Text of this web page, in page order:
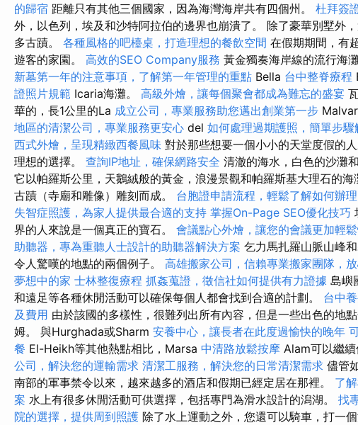
的歸宿 距離只有其他三個國家，因為海灣海岸共有四個州。 杜拜簽
外，以色列，埃及和沙特阿拉伯的邊界也崩潰了。 除了豪華別墅外
多古蹟。 各種風格的吧檯桌，打造理想的餐飲空間 在假期期間，有
遊客的家園。 高效的SEO Company服務 黃金獨奏海岸線的流行海
新墓第一年的注意事項，了解第一年管理的重點 Bella 台中整脊療程
證照片規範 Icaria海灘。 高級外燴，讓每個聚會都成為難忘的盛宴
華的，長1公里的La 成立公司，專業服務助您邁出創業第一步
地區的清潔公司，專業服務更安心 del 如何處理過期護照，簡單步驟
西式外燴，呈現精緻西餐風味 對於那些想要一個小小的天堂度假的
理想的選擇。 查詢IP地址，確保網路安全 清澈的海水，白色的沙灘
它以帕羅斯公里，天鵝絨般的黃金，浪漫景觀和帕羅斯基大理石的
古蹟（寺廟和雕像）雕刻而成。 台胞證申請流程，輕鬆了解如何辦理
失智症照護，為家人提供最合適的支持 掌握On-Page SEO優化技巧
界的人來說是一個真正的寶石。 會議點心外燴，讓您的會議更加輕
助聽器，專為重聽人士設計的助聽器解決方案 乞力馬扎羅山脈山峰
令人驚嘆的地點的兩個例子。 高雄搬家公司，信賴專業搬家團隊，
夢想中的家 士林整復療程 抓姦蒐證，徵信社如何提供有力證據 島嶼
和遠足等各種休閒活動可以確保每個人都會找到合適的計劃。 台中
及費用 由於該國的多樣性，很難列出所有內容，但是一些出色的地
姆。 與Hurghada或Sharm 安養中心，讓長者在此度過愉快的晚年
餐 El-Heikh等其他熱點相比，Marsa 中清路放鬆按摩 Alam可以繼
公司，解決您的運輸需求 清潔工服務，解決您的日常清潔需求 儘管
南部的軍事禁令以來，越來越多的酒店和假期已經定居在那裡。 了
案 水上有很多休閒活動可供選擇，包括專門為滑水設計的潟湖。 找
院的選擇，提供周到照護 除了水上運動之外，您還可以騎車，打一